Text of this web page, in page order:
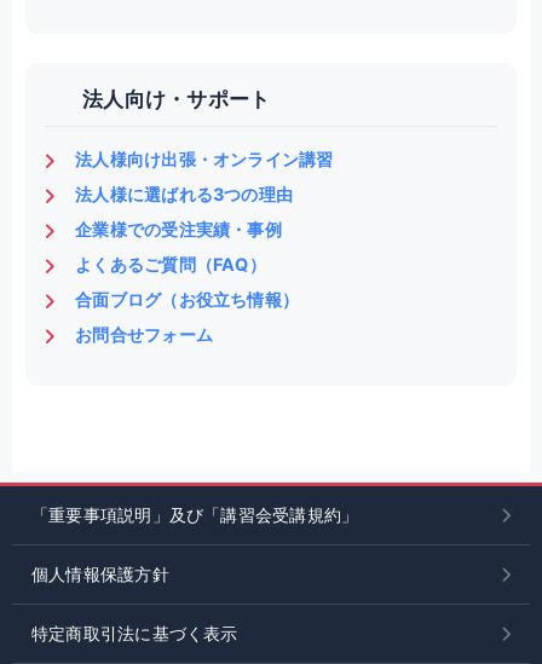
法人向け・サポート
法人様向け出張・オンライン講習
法人様に選ばれる3つの理由
企業様での受注実績・事例
よくあるご質問（FAQ）
合面ブログ（お役立ち情報）
お問合せフォーム
「重要事項説明」及び「講習会受講規約」
個人情報保護方針
特定商取引法に基づく表示